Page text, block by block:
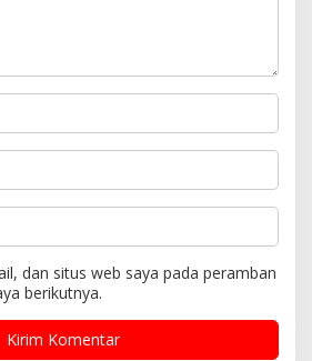
dan situs web saya pada peramban
berikutnya.